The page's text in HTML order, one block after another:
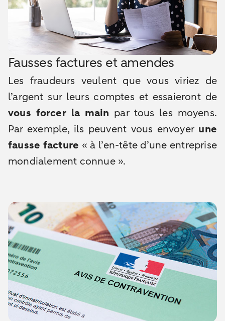
Fausses factures et amendes
Les fraudeurs veulent que vous viriez de
l’argent sur leurs comptes et essaieront de
vous forcer la main par tous les moyens.
Par exemple, ils peuvent vous envoyer une
fausse facture « à l’en-tête d’une entreprise
mondialement connue ».